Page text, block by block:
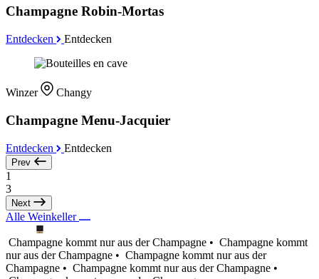
Champagne Robin-Mortas
Entdecken Entdecken
Winzer Changy
Champagne Menu-Jacquier
Entdecken Entdecken
Prev
1
3
Next
Alle Weinkeller
Champagne kommt nur aus der Champagne • Champagne kommt
nur aus der Champagne • Champagne kommt nur aus der
Champagne • Champagne kommt nur aus der Champagne •